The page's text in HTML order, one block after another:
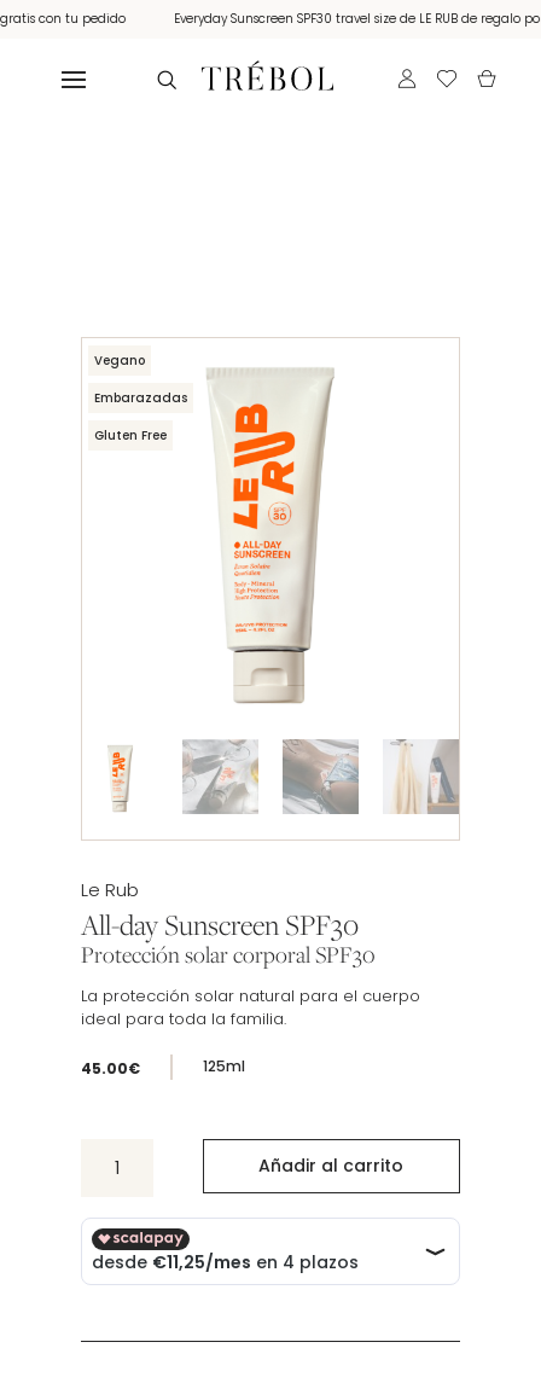
con tu pedido Everyday Sunscreen SPF30 travel size de LE RUB de regalo por
Vegano
Embarazadas
Gluten Free
Le Rub
All-day Sunscreen SPF30
Protección solar corporal SPF30
La protección solar natural para el cuerpo
ideal para toda la familia.
45.00€ 125ml
SPF30
cantidad
Añadir al carrito